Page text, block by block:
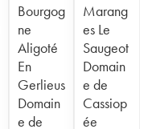
Bourgog
ne
Aligoté
En
Gerlieus
Domain
e de
Marang
es Le
Saugeot
Domain
e de
Cassiop
ée